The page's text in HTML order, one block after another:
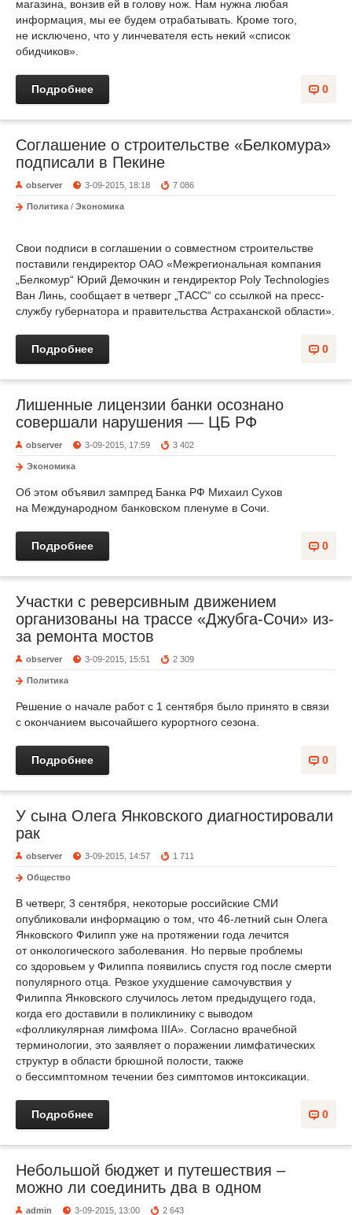
магазина, вонзив ей в голову нож. Нам нужна любая
информация, мы ее будем отрабатывать. Кроме того,
не исключено, что у линчевателя есть некий «список
обидчиков».
0
Подробнее
Соглашение о строительстве «Белкомура»
подписали в Пекине
observer 3-09-2015, 18:18 7 086
Политика / Экономика
Свои подписи в соглашении о совместном строительстве
поставили гендиректор ОАО «Межрегиональная компания
„Белкомур“ Юрий Демочкин и гендиректор Poly Technologies
Ван Линь, сообщает в четверг „ТАСС“ со ссылкой на пресс-
службу губернатора и правительства Астраханской области».
0
Подробнее
Лишенные лицензии банки осознано
совершали нарушения — ЦБ РФ
observer 3-09-2015, 17:59 3 402
Экономика
Об этом объявил зампред Банка РФ Михаил Сухов
на Международном банковском пленуме в Сочи.
0
Подробнее
Участки с реверсивным движением
организованы на трассе «Джубга-Сочи» из-
за ремонта мостов
observer 3-09-2015, 15:51 2 309
Политика
Решение о начале работ с 1 сентября было принято в связи
с окончанием высочайшего курортного сезона.
0
Подробнее
У сына Олега Янковского диагностировали
рак
observer 3-09-2015, 14:57 1 711
Общество
В четверг, 3 сентября, некоторые российские СМИ
опубликовали информацию о том, что 46-летний сын Олега
Янковского Филипп уже на протяжении года лечится
от онкологического заболевания. Но первые проблемы
со здоровьем у Филиппа появились спустя год после смерти
популярного отца. Резкое ухудшение самочувствия у
Филиппа Янковского случилось летом предыдущего года,
когда его доставили в поликлинику с выводом
«фолликулярная лимфома IIIA». Согласно врачебной
терминологии, это заявляет о поражении лимфатических
структур в области брюшной полости, также
о бессимптомном течении без симптомов интоксикации.
0
Подробнее
Небольшой бюджет и путешествия –
можно ли соединить два в одном
admin 3-09-2015, 13:00 2 643